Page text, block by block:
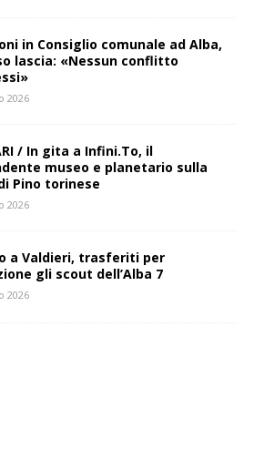
in Consiglio comunale ad Alba,
lascia: «Nessun conflitto
2026
/ In gita a Infini.To, il
museo e planetario sulla
Pino torinese
2026
a Valdieri, trasferiti per
gli scout dell’Alba 7
2026